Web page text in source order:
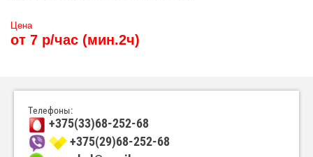
Цена
от 7 р/час (мин.2ч)
Телефоны:
+375(33)68-252-68
+375(29)68-252-68